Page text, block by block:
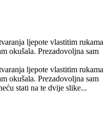
ljepote vlastitim rukama
okušala. Prezadovoljna sam
ljepote vlastitim rukama
okušala. Prezadovoljna sam
stati na te dvije slike...